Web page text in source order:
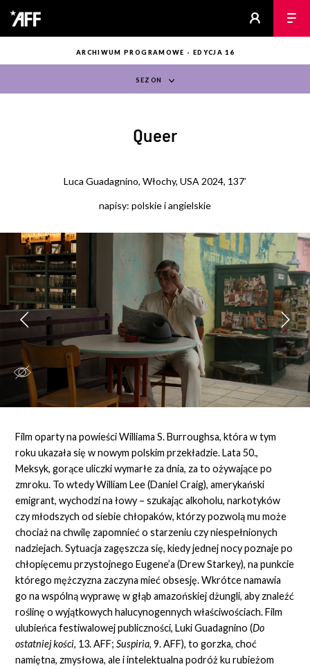
ARCHIWUM PROGRAMOWE - EDYCJA 16
SEZON
Queer
Luca Guadagnino, Włochy, USA 2024, 137’
napisy: polskie i angielskie
Film oparty na powieści Williama S. Burroughsa, która w tym
roku ukazała się w nowym polskim przekładzie. Lata 50.,
Meksyk, gorące uliczki wymarłe za dnia, za to ożywające po
zmroku. To wtedy William Lee (Daniel Craig), amerykański
emigrant, wychodzi na łowy – szukając alkoholu, narkotyków
czy młodszych od siebie chłopaków, którzy pozwolą mu może
chociaż na chwilę zapomnieć o starzeniu czy niespełnionych
nadziejach. Sytuacja zagęszcza się, kiedy jednej nocy poznaje po
chłopięcemu przystojnego Eugene’a (Drew Starkey), na punkcie
którego mężczyzna zaczyna mieć obsesję. Wkrótce namawia
go na wspólną wyprawę w głąb amazońskiej dżungli, aby znaleźć
roślinę o wyjątkowych halucynogennych właściwościach. Film
ulubieńca festiwalowej publiczności, Luki Guadagnino (Do
ostatniej kości, 13. AFF;Suspiria, 9. AFF), to gorzka, choć
namiętna, zmysłowa, ale i intelektualna podróż ku rubieżom